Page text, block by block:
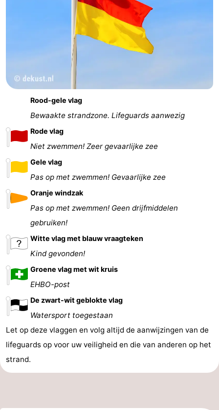
Rood-gele vlag
Bewaakte strandzone. Lifeguards aanwezig
Rode vlag
Niet zwemmen! Zeer gevaarlijke zee
Gele vlag
Pas op met zwemmen! Gevaarlijke zee
Oranje windzak
Pas op met zwemmen! Geen drijfmiddelen
gebruiken!
Witte vlag met blauw vraagteken
Kind gevonden!
Groene vlag met wit kruis
EHBO-post
De zwart-wit geblokte vlag
Watersport toegestaan
Let op deze vlaggen en volg altijd de aanwijzingen van de
lifeguards op voor uw veiligheid en die van anderen op het
strand.